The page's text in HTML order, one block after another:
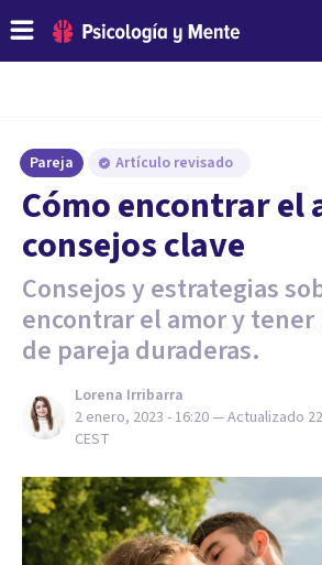
Pareja Artículo revisado
Cómo encontrar el
consejos clave
Consejos y estrategias
encontrar el amor y
de pareja duraderas.
Lorena Irribarra
2 enero, 2023 - 16:20— Actualizado
CEST